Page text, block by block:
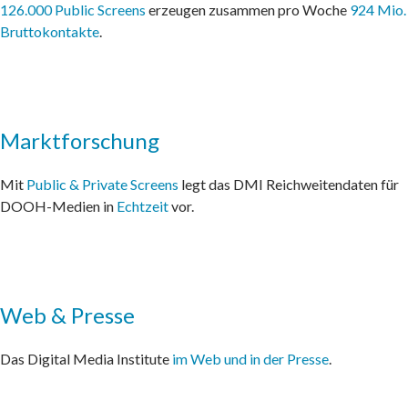
126.000 Public Screens erzeugen zusammen pro Woche 924 Mio.
Bruttokontakte.
Marktforschung
Mit Public & Private Screens legt das DMI Reichweitendaten für
DOOH-Medien in Echtzeitvor.
Web & Presse
Das Digital Media Institute im Web und in der Presse.